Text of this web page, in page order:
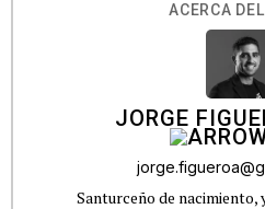
ACERCA
JORGE
Santurceño de nacimiento,